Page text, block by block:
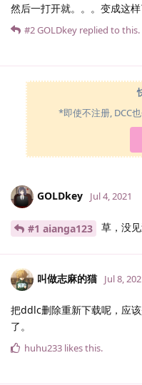
然后一打开就。。。变成这
#2GOLDkey replied to this.
*即使不注册, DCC
GOLDkey Jul 4, 2021
#1 aianga123 草，没
叫做志麻的猫 Jul 8,
把ddlc删除重新下载呢，应
了。
huhu233 likes this.